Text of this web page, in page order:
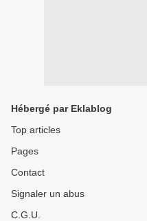
Hébergé par Eklablog
Top articles
Pages
Contact
Signaler un abus
C.G.U.